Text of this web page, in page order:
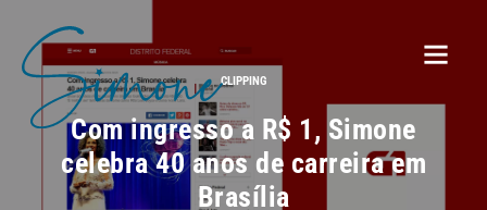
CLIPPING
Com ingresso a R$ 1, Simone
celebra 40 anos de carreira em
Brasília